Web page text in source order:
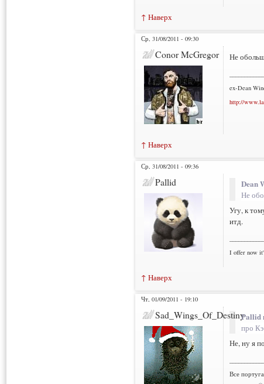
↑ Наверх
Ср, 31/08/2011 - 09:30
Conor McGregor Не
ex-Dean
http://
↑ Наверх
Ср, 31/08/2011 - 09:36
Pallid Dean
Не
Угу, к
итд.
I offer now
↑ Наверх
Чт, 01/09/2011 - 19:10
Sad_Wings_Of_DestinyPallid
про
Не, ну я
Все